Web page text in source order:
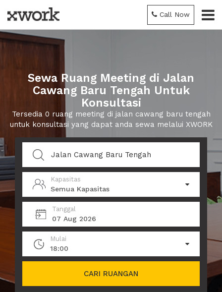
Call Now
Sewa Ruang Meeting di Jalan
Cawang Baru Tengah Untuk
Konsultasi
Tersedia 0 ruang meeting di jalan cawang baru tengah
untuk konsultasi yang dapat anda sewa melalui XWORK
Kapasitas
Semua Kapasitas
Tanggal
07 Aug 2026
Mulai
18:00
CARI RUANGAN